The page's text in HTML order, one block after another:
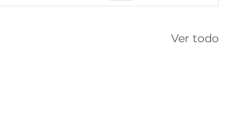
Ver todo